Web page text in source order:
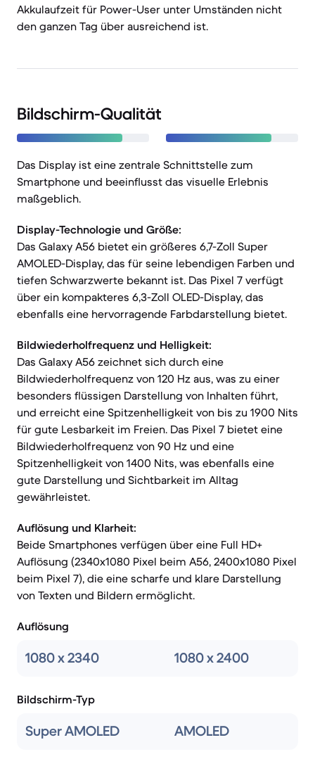
Akkulaufzeit für Power-User unter Umständen nicht
den ganzen Tag über ausreichend ist.
Bildschirm-Qualität
Das Display ist eine zentrale Schnittstelle zum
Smartphone und beeinflusst das visuelle Erlebnis
maßgeblich.
Display-Technologie und Größe:
Das Galaxy A56 bietet ein größeres 6,7-Zoll Super
AMOLED-Display, das für seine lebendigen Farben und
tiefen Schwarzwerte bekannt ist. Das Pixel 7 verfügt
über ein kompakteres 6,3-Zoll OLED-Display, das
ebenfalls eine hervorragende Farbdarstellung bietet.
Bildwiederholfrequenz und Helligkeit:
Das Galaxy A56 zeichnet sich durch eine
Bildwiederholfrequenz von 120 Hz aus, was zu einer
besonders flüssigen Darstellung von Inhalten führt,
und erreicht eine Spitzenhelligkeit von bis zu 1900 Nits
für gute Lesbarkeit im Freien. Das Pixel 7 bietet eine
Bildwiederholfrequenz von 90 Hz und eine
Spitzenhelligkeit von 1400 Nits, was ebenfalls eine
gute Darstellung und Sichtbarkeit im Alltag
gewährleistet.
Auflösung und Klarheit:
Beide Smartphones verfügen über eine Full HD+
Auflösung (2340x1080 Pixel beim A56, 2400x1080 Pixel
beim Pixel 7), die eine scharfe und klare Darstellung
von Texten und Bildern ermöglicht.
Auflösung
1080 x 2340 1080 x 2400
Bildschirm-Typ
Super AMOLED AMOLED